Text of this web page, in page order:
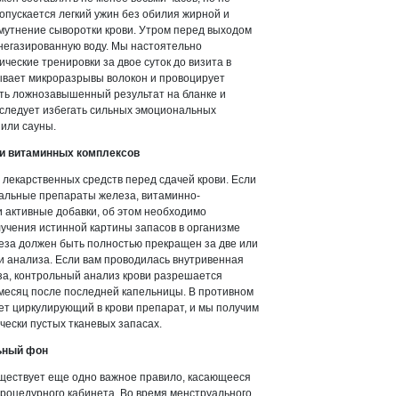
легкий ужин без обилия жирной и
сыворотки крови. Утром перед выходом
воду. Мы настоятельно
тренировки за двое суток до визита в
микроразрывы волокон и провоцирует
ложнозавышенный результат на бланке и
избегать сильных эмоциональных
сауны.
витаминных комплексов
средств перед сдачей крови. Если
препараты железа, витаминно-
добавки, об этом необходимо
истинной картины запасов в организме
должен быть полностью прекращен за две или
Если вам проводилась внутривенная
контрольный анализ крови разрешается
после последней капельницы. В противном
циркулирующий в крови препарат, и мы получим
пустых тканевых запасах.
фон
еще одно важное правило, касающееся
кабинета. Во время менструального